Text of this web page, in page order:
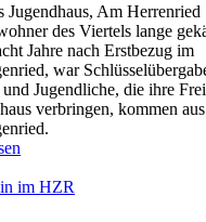
Jugendhaus, Am Herrenried
des Viertels lange
Jahre nach Erstbezug im
war
Jugendliche, die ihre
verbringen, kommen
im HZR